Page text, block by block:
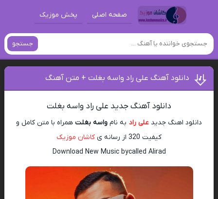
صفحه اصلی پخش موزیک
جستجو
دانلود آهنگ علی راد واسه بغلت + متن آهنگ
دانلود آهنگ جدید علی راد واسه بغلت
دانلود اهنگ جدید علی راد به نام واسه بغلت همراه با متن کامل و
کیفیت 320 از رسانه ی
کاشان موزیک
Download New Music bycalled Alirad